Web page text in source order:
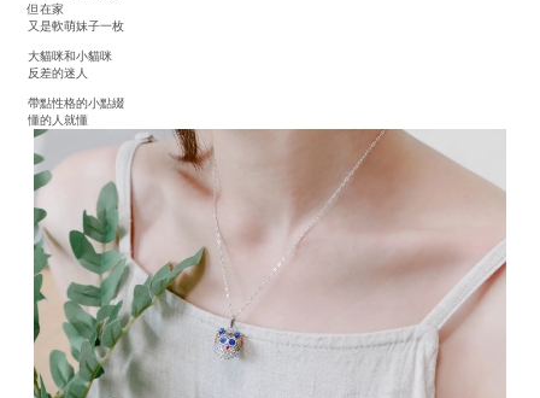
但在家
又是軟萌妹子一枚
大貓咪和小貓咪
反差的迷人
帶點性格的小點綴
懂的人就懂